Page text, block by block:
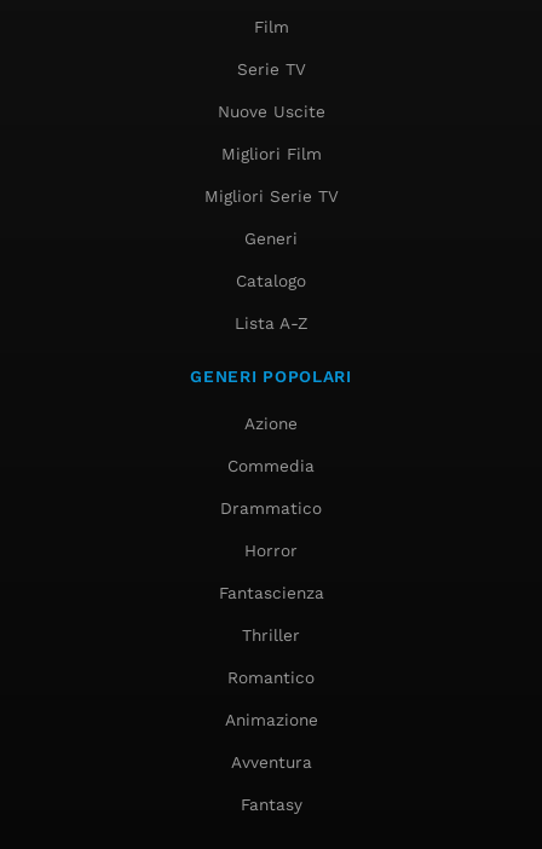
Film
Serie TV
Nuove Uscite
Migliori Film
Migliori Serie TV
Generi
Catalogo
Lista A-Z
GENERI POPOLARI
Azione
Commedia
Drammatico
Horror
Fantascienza
Thriller
Romantico
Animazione
Avventura
Fantasy